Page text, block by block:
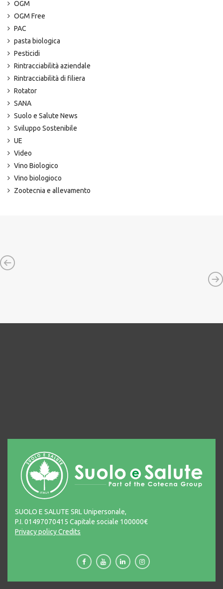
OGM
OGM Free
PAC
pasta biologica
Pesticidi
Rintracciabilità aziendale
Rintracciabilità di filiera
Rotator
SANA
Suolo e Salute News
Sviluppo Sostenibile
UE
Video
Vino Biologico
Vino biologioco
Zootecnia e allevamento
SUOLO E SALUTE SRL Unipersonale,
P.I. 01497070415 Capitale sociale 100000€
Privacy policyCredits